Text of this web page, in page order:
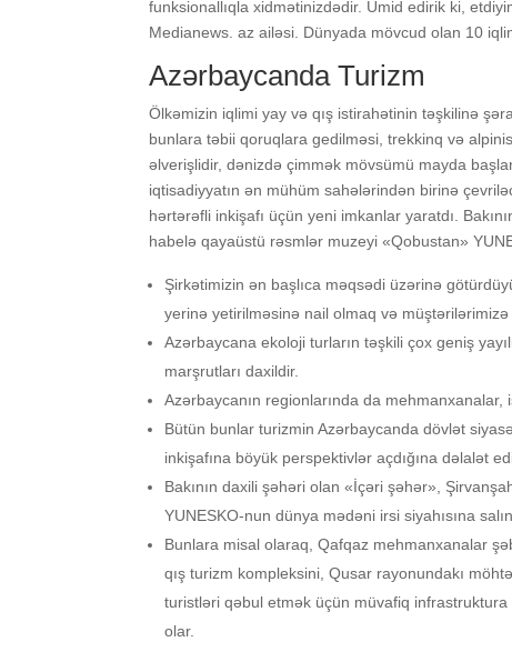
funksionallıqla xidmətinizdədir. Ümid edirik ki,
Medianews. az ailəsi. Dünyada mövcud olan 10
Azərbaycanda Turizm
Ölkəmizin iqlimi yay və qış istirahətinin təşkilinə
bunlara təbii qoruqlara gedilməsi, trekkinq və
əlverişlidir, dənizdə çimmək mövsümü mayda
iqtisadiyyatın ən mühüm sahələrindən birinə
hərtərəfli inkişafı üçün yeni imkanlar yaratdı.
habelə qayaüstü rəsmlər muzeyi «Qobustan»
Şirkətimizin ən başlıca məqsədi üzərinə
yerinə yetirilməsinə nail olmaq və
Azərbaycana ekoloji turların təşkili çox geniş
marşrutları daxildir.
Azərbaycanın regionlarında da
Bütün bunlar turizmin Azərbaycanda dövlət
inkişafına böyük perspektivlər açdığına dəlalət
Bakının daxili şəhəri olan «İçəri şəhər»,
YUNESKO-nun dünya mədəni irsi siyahısına
Bunlara misal olaraq, Qafqaz mehmanxanalar
qış turizm kompleksini, Qusar rayonundakı
turistləri qəbul etmək üçün müvafiq
olar.